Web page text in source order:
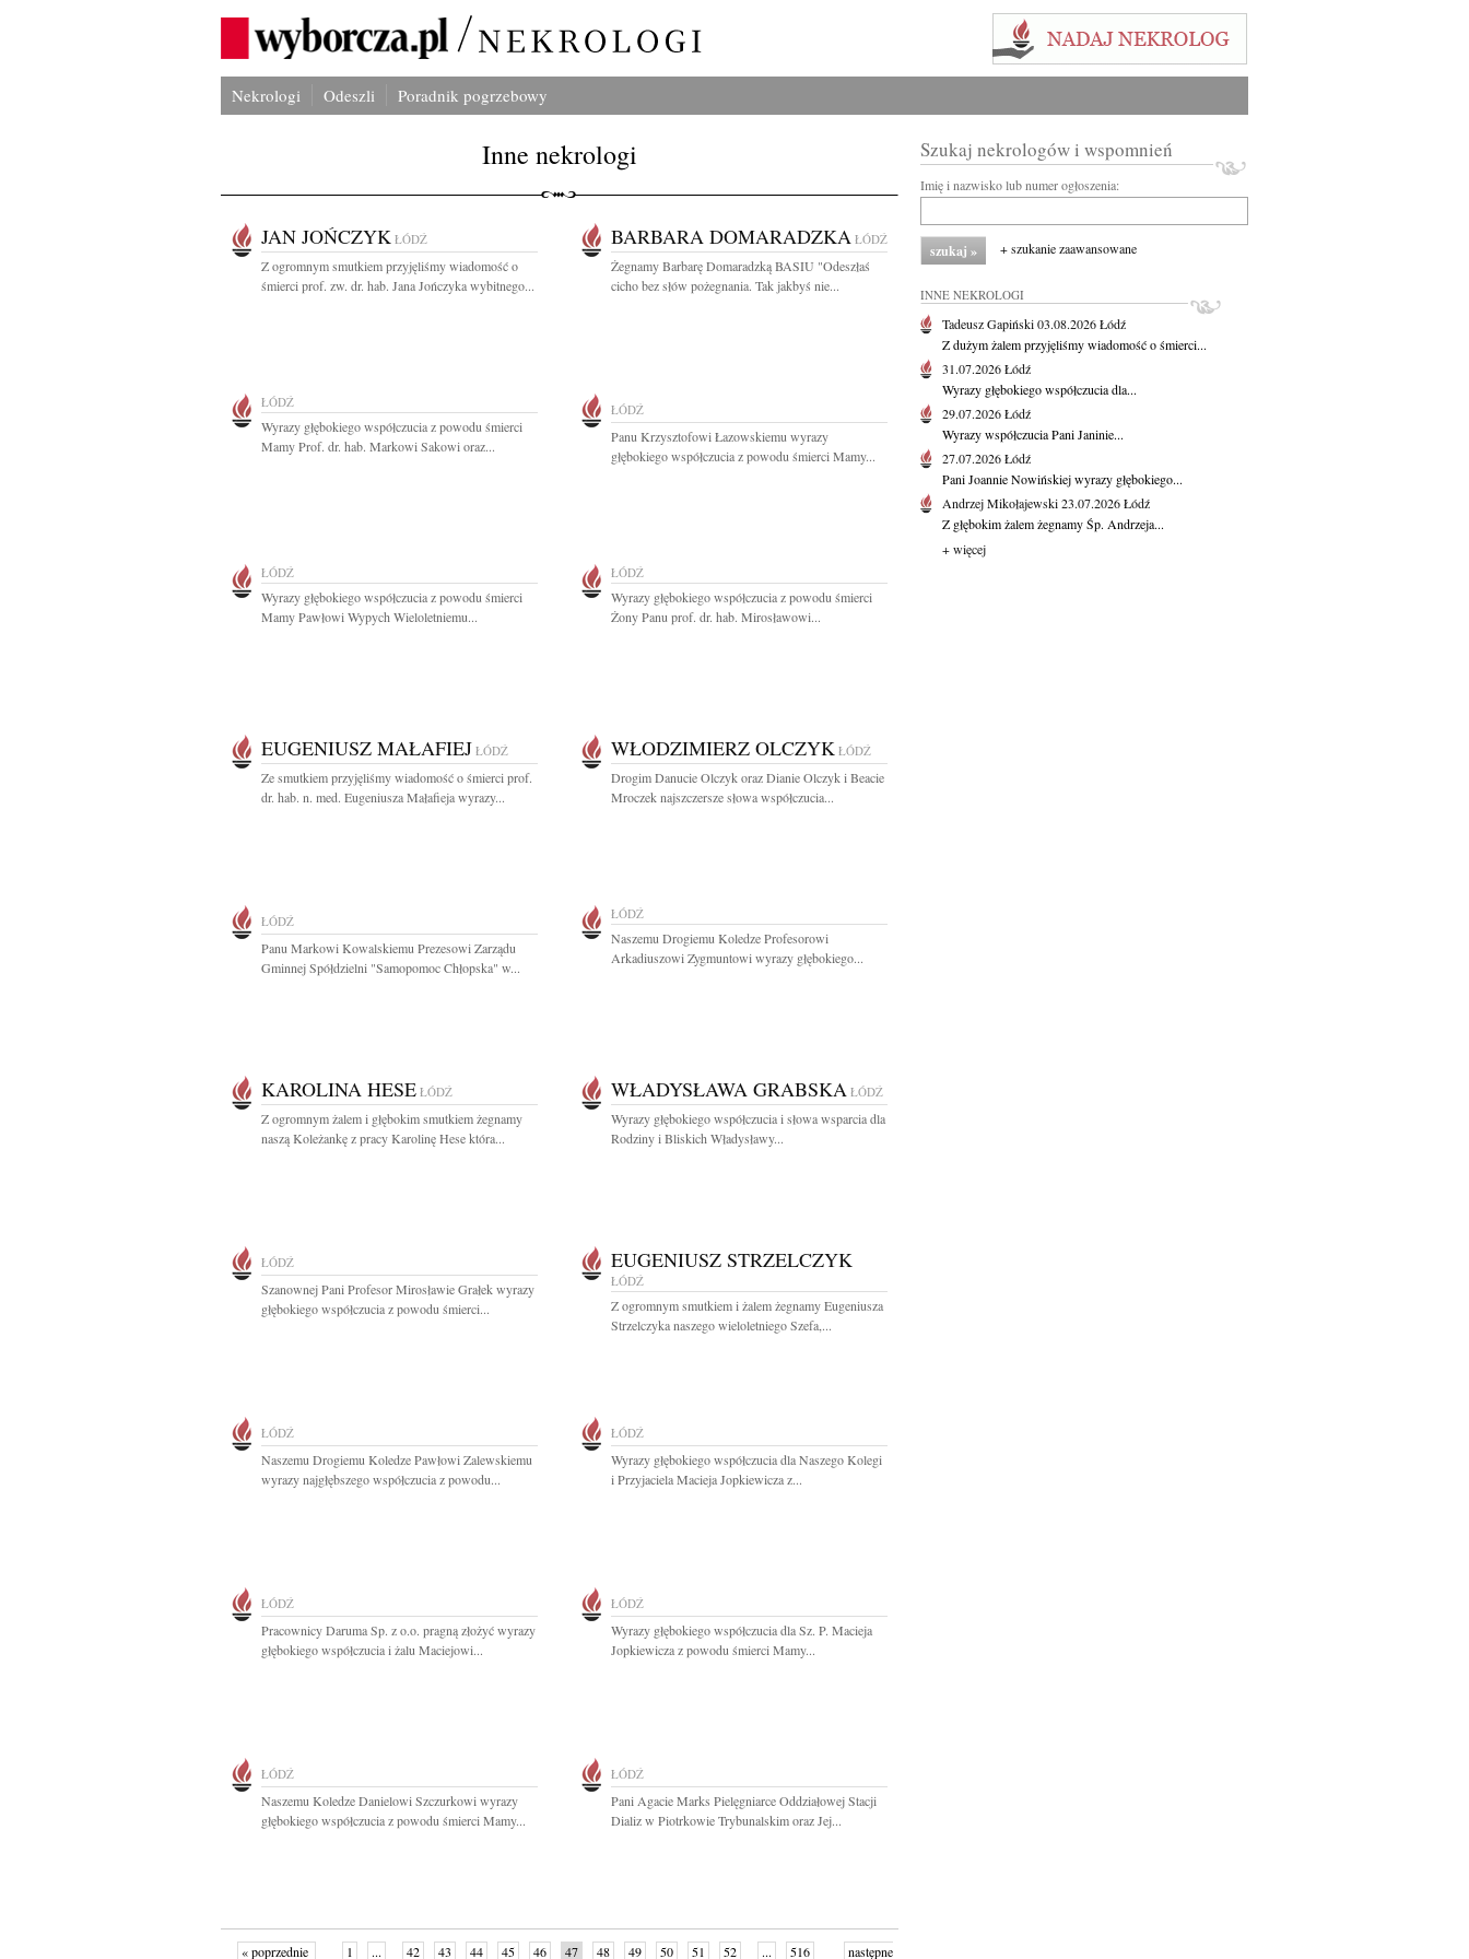
Nekrologi Odeszli Poradnik pogrzebowy
Inne nekrologi
JAN JOŃCZYK ŁÓDŹ
Z ogromnym smutkiem przyjęliśmy wiadomość o
śmierci prof. zw. dr. hab. Jana Jończyka wybitnego...
BARBARA DOMARADZKA ŁÓDŹ
Żegnamy Barbarę Domaradzką BASIU "Odeszłaś
cicho bez słów pożegnania. Tak jakbyś nie...
ŁÓDŹ
Wyrazy głębokiego współczucia z powodu śmierci
Mamy Prof. dr. hab. Markowi Sakowi oraz...
ŁÓDŹ
Panu Krzysztofowi Łazowskiemu wyrazy
głębokiego współczucia z powodu śmierci Mamy...
ŁÓDŹ
Wyrazy głębokiego współczucia z powodu śmierci
Mamy Pawłowi Wypych Wieloletniemu...
ŁÓDŹ
Wyrazy głębokiego współczucia z powodu śmierci
Żony Panu prof. dr. hab. Mirosławowi...
EUGENIUSZ MAŁAFIEJ ŁÓDŹ
Ze smutkiem przyjęliśmy wiadomość o śmierci prof.
dr. hab. n. med. Eugeniusza Małafieja wyrazy...
WŁODZIMIERZ OLCZYK ŁÓDŹ
Drogim Danucie Olczyk oraz Dianie Olczyk i Beacie
Mroczek najszczersze słowa współczucia...
ŁÓDŹ
Panu Markowi Kowalskiemu Prezesowi Zarządu
Gminnej Spółdzielni "Samopomoc Chłopska" w...
ŁÓDŹ
Naszemu Drogiemu Koledze Profesorowi
Arkadiuszowi Zygmuntowi wyrazy głębokiego...
KAROLINA HESE ŁÓDŹ
Z ogromnym żalem i głębokim smutkiem żegnamy
naszą Koleżankę z pracy Karolinę Hese która...
WŁADYSŁAWA GRABSKA ŁÓDŹ
Wyrazy głębokiego współczucia i słowa wsparcia dla
Rodziny i Bliskich Władysławy...
ŁÓDŹ
Szanownej Pani Profesor Mirosławie Grałek wyrazy
głębokiego współczucia z powodu śmierci...
EUGENIUSZ STRZELCZYK
ŁÓDŹ
Z ogromnym smutkiem i żalem żegnamy Eugeniusza
Strzelczyka naszego wieloletniego Szefa,...
ŁÓDŹ
Naszemu Drogiemu Koledze Pawłowi Zalewskiemu
wyrazy najgłębszego współczucia z powodu...
ŁÓDŹ
Wyrazy głębokiego współczucia dla Naszego Kolegi
i Przyjaciela Macieja Jopkiewicza z...
ŁÓDŹ
Pracownicy Daruma Sp. z o.o. pragną złożyć wyrazy
głębokiego współczucia i żalu Maciejowi...
ŁÓDŹ
Wyrazy głębokiego współczucia dla Sz. P. Macieja
Jopkiewicza z powodu śmierci Mamy...
ŁÓDŹ
Naszemu Koledze Danielowi Szczurkowi wyrazy
głębokiego współczucia z powodu śmierci Mamy...
ŁÓDŹ
Pani Agacie Marks Pielęgniarce Oddziałowej Stacji
Dializ w Piotrkowie Trybunalskim oraz Jej...
« poprzednie 1 ... 42 43 44 45 46 47 48 49 50 51 52 ... 516 następne
Szukaj nekrologów i wspomnień
Imię i nazwisko lub numer ogłoszenia:
+ szukanie zaawansowane
INNE NEKROLOGI
Tadeusz Gapiński03.08.2026Łódź
Z dużym żalem przyjęliśmy wiadomość o śmierci...
31.07.2026Łódź
Wyrazy głębokiego współczucia dla...
29.07.2026Łódź
Wyrazy współczucia Pani Janinie...
27.07.2026Łódź
Pani Joannie Nowińskiej wyrazy głębokiego...
Andrzej Mikołajewski23.07.2026Łódź
Z głębokim żalem żegnamy Śp. Andrzeja...
+ więcej